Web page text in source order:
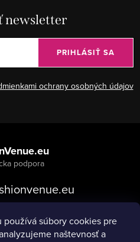
používá súbory cookies pre
naštevnosť a
newsletter
ochrany osobných údajov
PRIHLÁSIŤ SA